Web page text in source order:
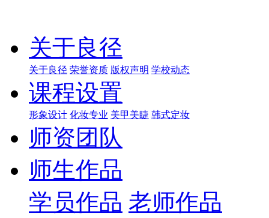
关于良径
关于良径 荣誉资质 版权声明 学校动态
课程设置
形象设计 化妆专业 美甲美睫 韩式定妆
师资团队
师生作品
学员作品 老师作品